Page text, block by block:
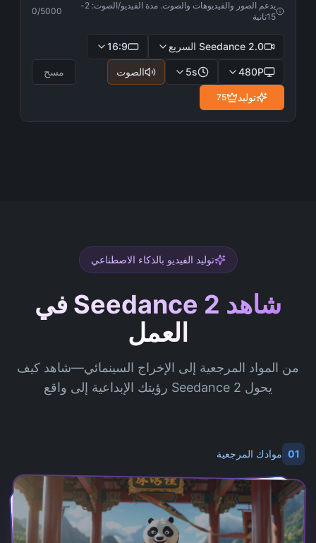
يدعم الصور والفيديوهات والصوت. مدة الفيديو/الصوت: 2-
15ثانية
0/5000
Seedance 2.0 السريع 16:9
480P
5s الصوت مسح
توليد 75
توليد الفيديو بالذكاء الاصطناعي
شاهد Seedance 2 في
العمل
من المواد المرجعية إلى الإخراج السينمائي—شاهد كيف
يحول Seedance 2 رؤيتك الإبداعية إلى واقع
01 موادك المرجعية